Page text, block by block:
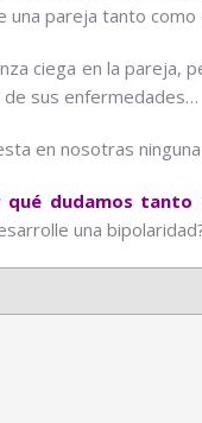
pareja tanto como
ciega en la
de sus enfermedades…
en nosotras
dudamos tanto
una